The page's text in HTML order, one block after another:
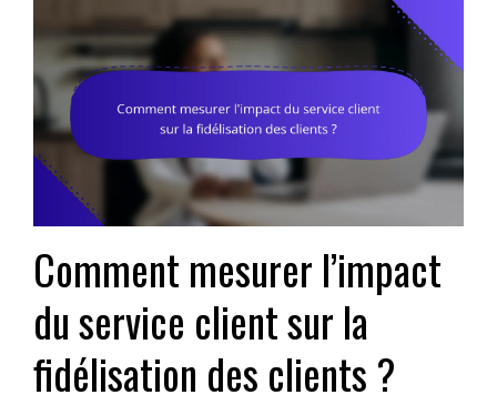
Comment mesurer l’impact
du service client sur la
fidélisation des clients ?